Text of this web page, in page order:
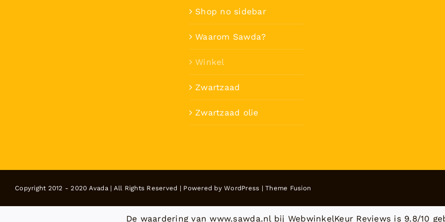
Shop no sidebar
Waarom Sawda?
Winkel
Zwartzaad
Zwartzaad olie
Copyright 2012 - 2020 Avada | All Rights Reserved | Powered byWordPress |Theme Fusion
De waardering van www.sawda.nl bij WebwinkelKeur Reviews is 9.8/10